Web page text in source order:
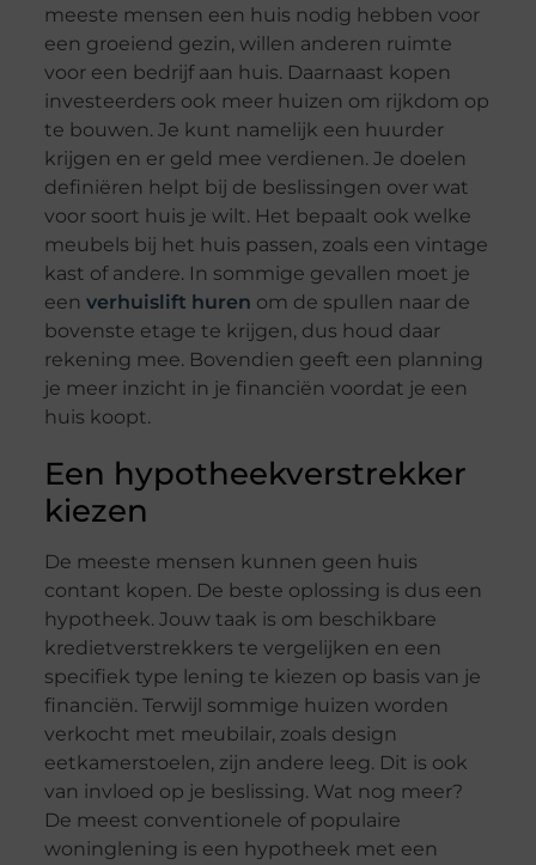
meeste mensen een huis nodig hebben voor
een groeiend gezin, willen anderen ruimte
voor een bedrijf aan huis. Daarnaast kopen
investeerders ook meer huizen om rijkdom op
te bouwen. Je kunt namelijk een huurder
krijgen en er geld mee verdienen. Je doelen
definiëren helpt bij de beslissingen over wat
voor soort huis je wilt. Het bepaalt ook welke
meubels bij het huis passen, zoals een vintage
kast of andere. In sommige gevallen moet je
een verhuislift huren om de spullen naar de
bovenste etage te krijgen, dus houd daar
rekening mee. Bovendien geeft een planning
je meer inzicht in je financiën voordat je een
huis koopt.
Een hypotheekverstrekker
kiezen
De meeste mensen kunnen geen huis
contant kopen. De beste oplossing is dus een
hypotheek. Jouw taak is om beschikbare
kredietverstrekkers te vergelijken en een
specifiek type lening te kiezen op basis van je
financiën. Terwijl sommige huizen worden
verkocht met meubilair, zoals design
eetkamerstoelen, zijn andere leeg. Dit is ook
van invloed op je beslissing. Wat nog meer?
De meest conventionele of populaire
woninglening is een hypotheek met een